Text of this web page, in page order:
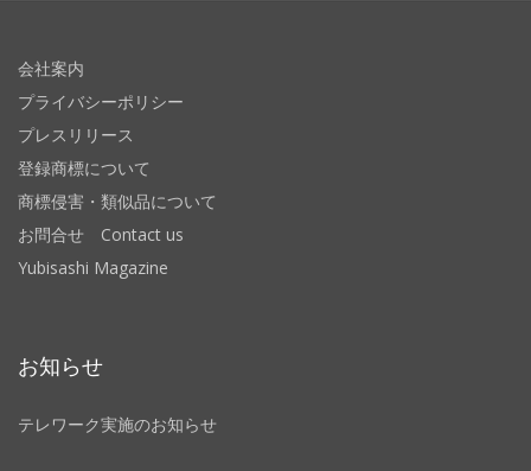
会社案内
プライバシーポリシー
プレスリリース
登録商標について
商標侵害・類似品について
お問合せ Contact us
Yubisashi Magazine
お知らせ
テレワーク実施のお知らせ